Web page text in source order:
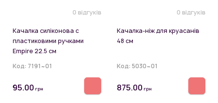
0 відгуків
Качалка силіконова с
пластиковими ручками
Empire 22.5 см
Код: 7191~01
95.00 грн
0 відгуків
Качалка-ніж для круасанів
48 см
Код: 5030~01
875.00 грн